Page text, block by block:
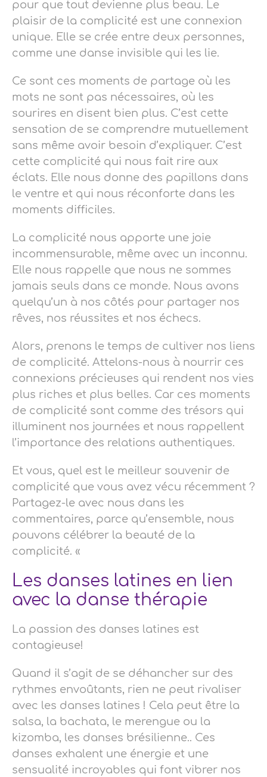
pour que tout devienne plus beau. Le
plaisir de la complicité est une connexion
unique. Elle se crée entre deux personnes,
comme une danse invisible qui les lie.
Ce sont ces moments de partage où les
mots ne sont pas nécessaires, où les
sourires en disent bien plus. C’est cette
sensation de se comprendre mutuellement
sans même avoir besoin d’expliquer. C’est
cette complicité qui nous fait rire aux
éclats. Elle nous donne des papillons dans
le ventre et qui nous réconforte dans les
moments difficiles.
La complicité nous apporte une joie
incommensurable, même avec un inconnu.
Elle nous rappelle que nous ne sommes
jamais seuls dans ce monde. Nous avons
quelqu’un à nos côtés pour partager nos
rêves, nos réussites et nos échecs.
Alors, prenons le temps de cultiver nos liens
de complicité. Attelons-nous à nourrir ces
connexions précieuses qui rendent nos vies
plus riches et plus belles. Car ces moments
de complicité sont comme des trésors qui
illuminent nos journées et nous rappellent
l’importance des relations authentiques.
Et vous, quel est le meilleur souvenir de
complicité que vous avez vécu récemment ?
Partagez-le avec nous dans les
commentaires, parce qu’ensemble, nous
pouvons célébrer la beauté de la
complicité. «
Les danses latines en lien
avec la danse thérapie
La passion des danses latines est
contagieuse!
Quand il s’agit de se déhancher sur des
rythmes envoûtants, rien ne peut rivaliser
avec les danses latines ! Cela peut être la
salsa, la bachata, le merengue ou la
kizomba, les danses brésilienne.. Ces
danses exhalent une énergie et une
sensualité incroyables qui font vibrer nos